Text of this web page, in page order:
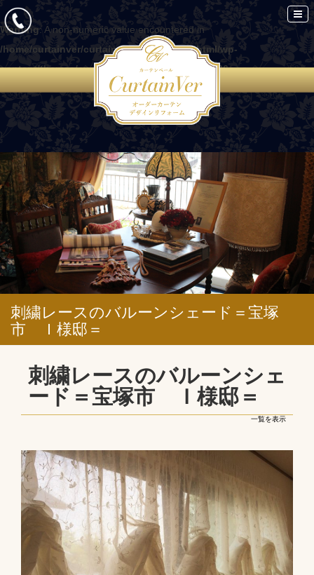
Warning: A non-numeric value encountered in
/home/curtainver/curtain-ver.com/public_html/wp-
content/themes/curtain/functions.php
on line 86
刺繍レースのバルーンシェード＝宝塚
市 Ｉ様邸＝
刺繍レースのバルーンシェ
ード＝宝塚市 Ｉ様邸＝
一覧を表示